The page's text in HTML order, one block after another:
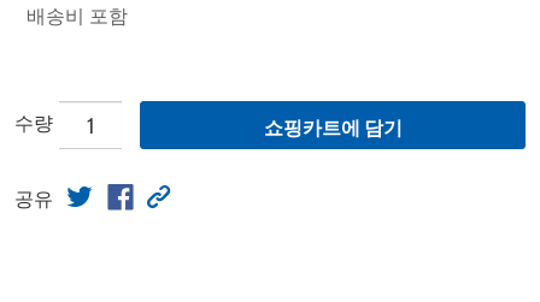
배송비 포함
수량 쇼핑카트에 담기
공유